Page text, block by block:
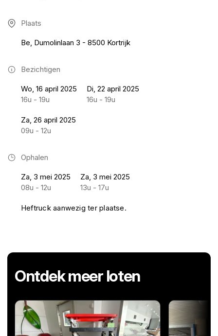
Plaats
Be, Dumolinlaan 3 - 8500 Kortrijk
Bezichtigen
Wo, 16 april 2025
16u - 19u
Di, 22 april 2025
16u - 19u
Za, 26 april 2025
09u - 12u
Ophalen
Za, 3 mei 2025
08u - 12u
Za, 3 mei 2025
13u - 17u
Heftruck aanwezig ter plaatse.
Ontdek meer loten